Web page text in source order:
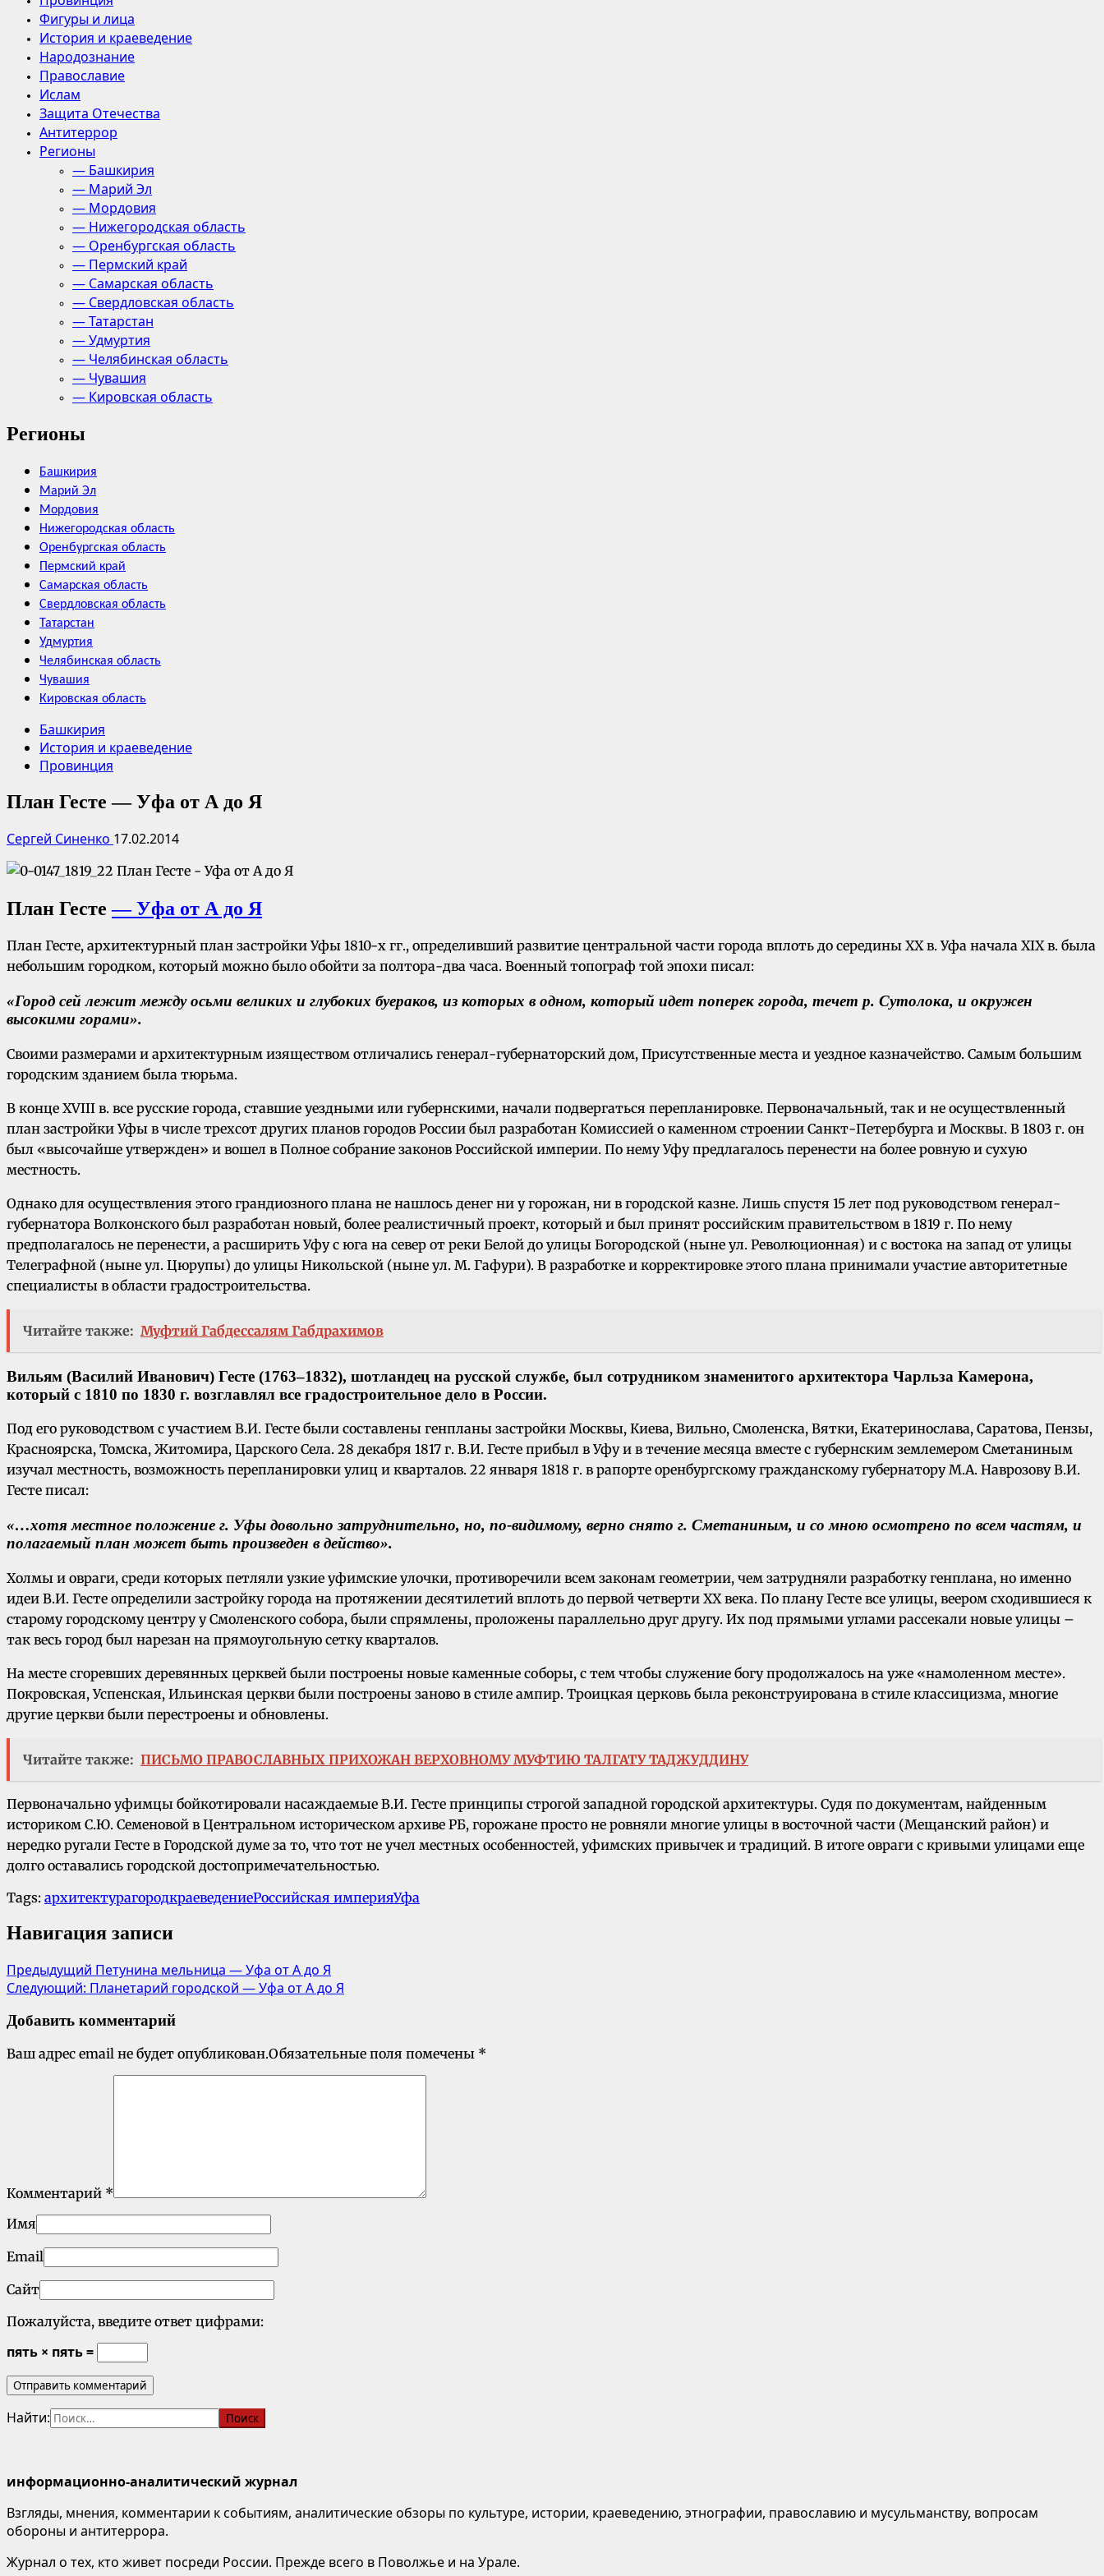
Фигуры и лица
История и краеведение
Народознание
Православие
Ислам
Защита Отечества
Антитеррор
Регионы
— Башкирия
— Марий Эл
— Мордовия
— Нижегородская область
— Оренбургская область
— Пермский край
— Самарская область
— Свердловская область
— Татарстан
— Удмуртия
— Челябинская область
— Чувашия
— Кировская область
Регионы
Башкирия
Марий Эл
Мордовия
Нижегородская область
Оренбургская область
Пермский край
Самарская область
Свердловская область
Татарстан
Удмуртия
Челябинская область
Чувашия
Кировская область
Башкирия
История и краеведение
Провинция
План Гесте — Уфа от А до Я
Сергей Синенко 17.02.2014
План Гесте— Уфа от А до Я
План Гесте, архитектурный план застройки Уфы 1810-х гг., определивший развитие центральной части города вплоть до середины XX в. Уфа начала XIX в. была
небольшим городком, который можно было обойти за полтора-два часа. Военный топограф той эпохи писал:
«Город сей лежит между осьми великих и глубоких буераков, из которых в одном, который идет поперек города, течет р. Сутолока, и окружен
высокими горами».
Своими размерами и архитектурным изяществом отличались генерал-губернаторский дом, Присутственные места и уездное казначейство. Самым большим
городским зданием была тюрьма.
В конце XVIII в. все русские города, ставшие уездными или губернскими, начали подвергаться перепланировке. Первоначальный, так и не осуществленный
план застройки Уфы в числе трехсот других планов городов России был разработан Комиссией о каменном строении Санкт-Петербурга и Москвы. В 1803 г. он
был «высочайше утвержден» и вошел в Полное собрание законов Российской империи. По нему Уфу предлагалось перенести на более ровную и сухую
местность.
Однако для осуществления этого грандиозного плана не нашлось денег ни у горожан, ни в городской казне. Лишь спустя 15 лет под руководством генерал-
губернатора Волконского был разработан новый, более реалистичный проект, который и был принят российским правительством в 1819 г. По нему
предполагалось не перенести, а расширить Уфу с юга на север от реки Белой до улицы Богородской (ныне ул. Революционная) и с востока на запад от улицы
Телеграфной (ныне ул. Цюрупы) до улицы Никольской (ныне ул. М. Гафури). В разработке и корректировке этого плана принимали участие авторитетные
специалисты в области градостроительства.
Читайте также: Муфтий Габдессалям Габдрахимов
Вильям (Василий Иванович) Гесте (1763–1832), шотландец на русской службе, был сотрудником знаменитого архитектора Чарльза Камерона,
который с 1810 по 1830 г. возглавлял все градостроительное дело в России.
Под его руководством с участием В.И. Гесте были составлены генпланы застройки Москвы, Киева, Вильно, Смоленска, Вятки, Екатеринослава, Саратова, Пензы,
Красноярска, Томска, Житомира, Царского Села. 28 декабря 1817 г. В.И. Гесте прибыл в Уфу и в течение месяца вместе с губернским землемером Сметаниным
изучал местность, возможность перепланировки улиц и кварталов. 22 января 1818 г. в рапорте оренбургскому гражданскому губернатору М.А. Наврозову В.И.
Гесте писал:
«…хотя местное положение г. Уфы довольно затруднительно, но, по-видимому, верно снято г. Сметаниным, и со мною осмотрено по всем частям, и
полагаемый план может быть произведен в действо».
Холмы и овраги, среди которых петляли узкие уфимские улочки, противоречили всем законам геометрии, чем затрудняли разработку генплана, но именно
идеи В.И. Гесте определили застройку города на протяжении десятилетий вплоть до первой четверти XX века. По плану Гесте все улицы, веером сходившиеся к
старому городскому центру у Смоленского собора, были спрямлены, проложены параллельно друг другу. Их под прямыми углами рассекали новые улицы –
так весь город был нарезан на прямоугольную сетку кварталов.
На месте сгоревших деревянных церквей были построены новые каменные соборы, с тем чтобы служение богу продолжалось на уже «намоленном месте».
Покровская, Успенская, Ильинская церкви были построены заново в стиле ампир. Троицкая церковь была реконструирована в стиле классицизма, многие
другие церкви были перестроены и обновлены.
Читайте также: ПИСЬМО ПРАВОСЛАВНЫХ ПРИХОЖАН ВЕРХОВНОМУ МУФТИЮ ТАЛГАТУ ТАДЖУДДИНУ
Первоначально уфимцы бойкотировали насаждаемые В.И. Гесте принципы строгой западной городской архитектуры. Судя по документам, найденным
историком С.Ю. Семеновой в Центральном историческом архиве РБ, горожане просто не ровняли многие улицы в восточной части (Мещанский район) и
нередко ругали Гесте в Городской думе за то, что тот не учел местных особенностей, уфимских привычек и традиций. В итоге овраги с кривыми улицами еще
долго оставались городской достопримечательностью.
Tags: архитектурагородкраеведениеРоссийская империяУфа
Навигация записи
Предыдущий Петунина мельница — Уфа от А до Я
Следующий: Планетарий городской — Уфа от А до Я
Добавить комментарий
Ваш адрес email не будет опубликован.Обязательные поля помечены *
Комментарий *
Имя
Email
Сайт
Пожалуйста, введите ответ цифрами:
пять × пять =
Найти:
информационно-аналитический журнал
Взгляды, мнения, комментарии к событиям, аналитические обзоры по культуре, истории, краеведению, этнографии, православию и мусульманству, вопросам
обороны и антитеррора.
Журнал о тех, кто живет посреди России. Прежде всего в Поволжье и на Урале.